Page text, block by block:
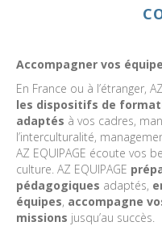
Accompagner vos
En France ou à l’étranger,
les dispositifs de
adaptés à vos cadres,
l’interculturalité,
AZ EQUIPAGE écoute vos
culture. AZ EQUIPAGE
pédagogiques adaptés,
équipes, accompagne
missions jusqu’au succès.